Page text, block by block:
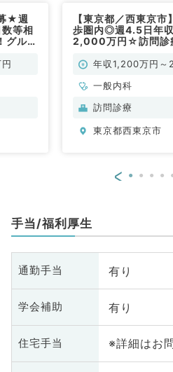
★週
等相
グルー
内
【東京都／西東京
歩圏内◎週4.5日年
2,000万円☆訪問診
年収1,200万円～
一般内科
訪問診療
東京都西東京市
<
手当/福利厚生
通勤手当 有り
学会補助 有り
住宅手当 ※詳細はお